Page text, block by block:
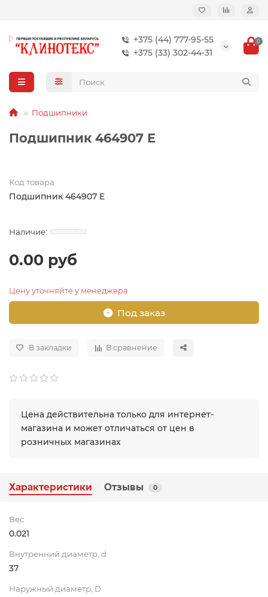
+375 (44) 777-95-55
+375 (33) 302-44-31
0
Подшипники
Подшипник 464907 Е
Код товара
Подшипник 464907 Е
0.00 руб
Цену уточняйте у менеджера
Под заказ
В закладки В сравнение
Цена действительна только для интернет-
магазина и может отличаться от цен в
розничных магазинах
Характеристики Отзывы 0
Вес
0.021
Внутренний диаметр, d
37
Наружный диаметр, D